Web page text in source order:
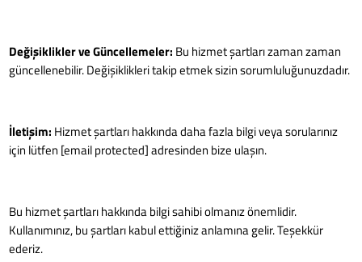
Değişiklikler ve Güncellemeler: Bu hizmet şartları zaman zaman
güncellenebilir. Değişiklikleri takip etmek sizin sorumluluğunuzdadır.
İletişim: Hizmet şartları hakkında daha fazla bilgi veya sorularınız
için lütfen [email protected] adresinden bize ulaşın.
Bu hizmet şartları hakkında bilgi sahibi olmanız önemlidir.
Kullanımınız, bu şartları kabul ettiğiniz anlamına gelir. Teşekkür
ederiz.